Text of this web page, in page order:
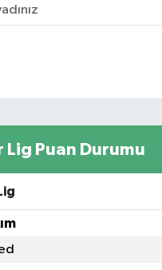
Lig Puan Durumu